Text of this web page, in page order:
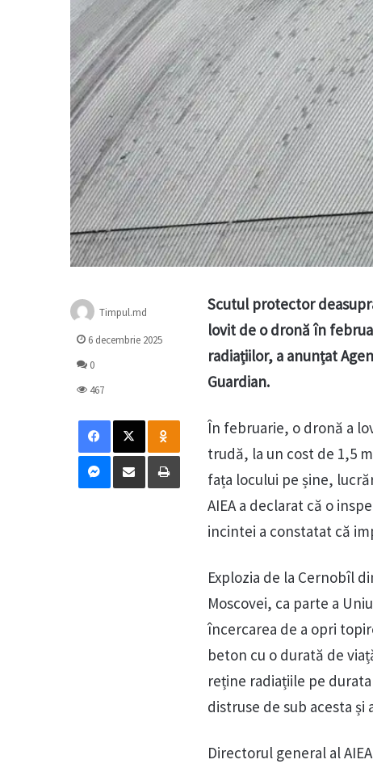
Scutul protector
lovit de o dronă în
radiațiilor, a anunțat
Guardian.
În februarie, o dronă a
trudă, la un cost de 1,5
fața locului pe șine,
AIEA a declarat că o
incintei a constatat că
Explozia de la Cernobîl
Moscovei, ca parte a
încercarea de a opri
beton cu o durată de
reține radiațiile pe
distruse de sub acesta
Directorul general al
Timpul.md
6 decembrie 2025
0
467
Facebook
X Odnoklassniki
Messenger
Distribuie prin mail Tipărește